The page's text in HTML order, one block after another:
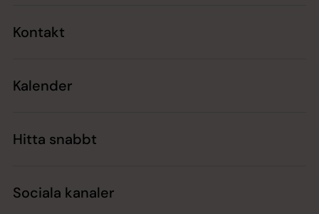
Kontakt
Kalender
Hitta snabbt
Sociala kanaler